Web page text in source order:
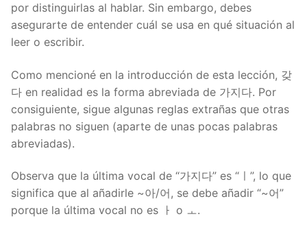
por distinguirlas al hablar. Sin embargo, debes
asegurarte de entender cuál se usa en qué situación al
leer o escribir.
Como mencioné en la introducción de esta lección, 갖
다 en realidad es la forma abreviada de 가지다. Por
consiguiente, sigue algunas reglas extrañas que otras
palabras no siguen (aparte de unas pocas palabras
abreviadas).
Observa que la última vocal de “가지다” es “ㅣ”, lo que
significa que al añadirle ~아/어, se debe añadir “~어”
porque la última vocal no es ㅏ o ㅗ.